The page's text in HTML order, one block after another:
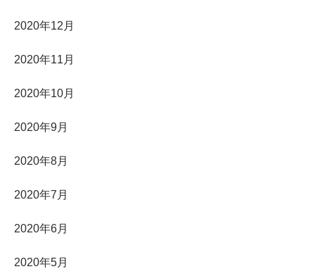
2020年12月
2020年11月
2020年10月
2020年9月
2020年8月
2020年7月
2020年6月
2020年5月